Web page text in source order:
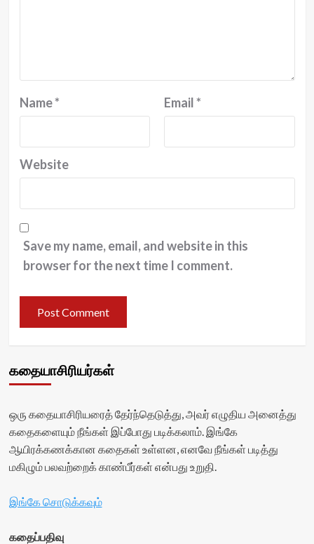
Name* Email*
Website
Save my name, email, and website in this
browser for the next time I comment.
கதையாசிரியர்கள்
ஒரு கதையாசிரியரைத் தேர்ந்தெடுத்து, அவர் எழுதிய அனைத்து
கதைகளையும் நீங்கள் இப்போது படிக்கலாம். இங்கே
ஆயிரக்கணக்கான கதைகள் உள்ளன, எனவே நீங்கள் படித்து
மகிழும் பலவற்றைக் காண்பீர்கள் என்பது உறுதி.
இங்கே சொடுக்கவும்
கதைப்பதிவு